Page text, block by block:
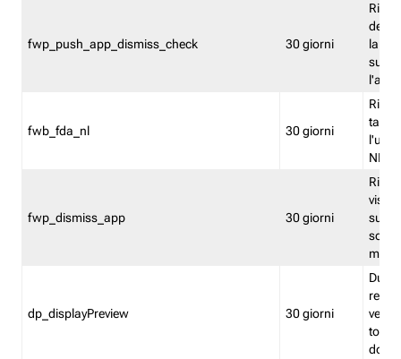
fwp_push_app_dismiss_check 30 giorni
la
fwb_fda_nl 30 giorni
NL
fwp_dismiss_app 30 giorni
visto
dp_displayPreview 30 giorni
torna
dopo